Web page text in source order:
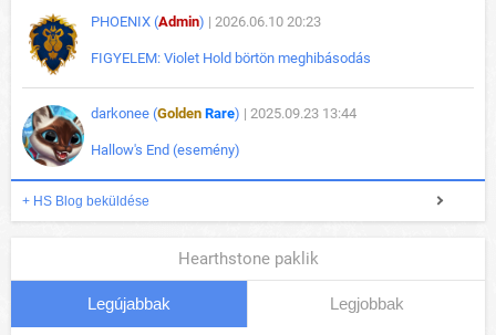
PHOENIX (Admin) | 2026.06.10 20:23
FIGYELEM: Violet Hold börtön meghibásodás
darkonee (Golden Rare) | 2025.09.23 13:44
Hallow's End (esemény)
+ HS Blog beküldése
Hearthstone paklik
Legújabbak Legjobbak